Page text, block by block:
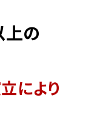
上の
により